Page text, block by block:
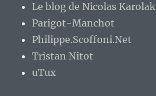
Le blog de Nicolas Karolak
Parigot-Manchot
Philippe.Scoffoni.Net
Tristan Nitot
uTux